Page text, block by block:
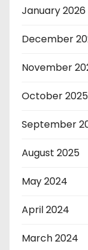
January 2026
December
November
October 2025
September
August 2025
May 2024
April 2024
March 2024